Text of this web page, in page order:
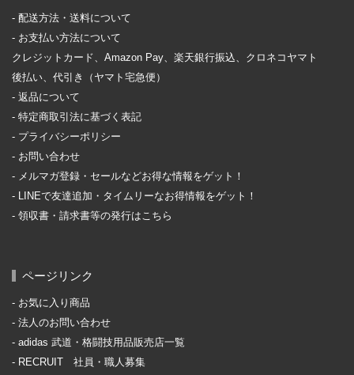
配送方法・送料について
お支払い方法について
クレジットカード、Amazon Pay、楽天銀行振込、クロネコヤマト
後払い、代引き（ヤマト宅急便）
返品について
特定商取引法に基づく表記
プライバシーポリシー
お問い合わせ
メルマガ登録・セールなどお得な情報をゲット！
LINEで友達追加・タイムリーなお得情報をゲット！
領収書・請求書等の発行はこちら
ページリンク
お気に入り商品
法人のお問い合わせ
adidas 武道・格闘技用品販売店一覧
RECRUIT 社員・職人募集